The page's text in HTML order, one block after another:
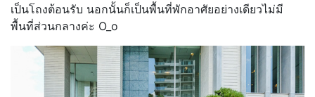
เป็นโถงต้อนรับ นอกนั้นก็เป็นพื้นที่พักอาศัยอย่างเดียวไม่มี
พื้นที่ส่วนกลางค่ะ O_o